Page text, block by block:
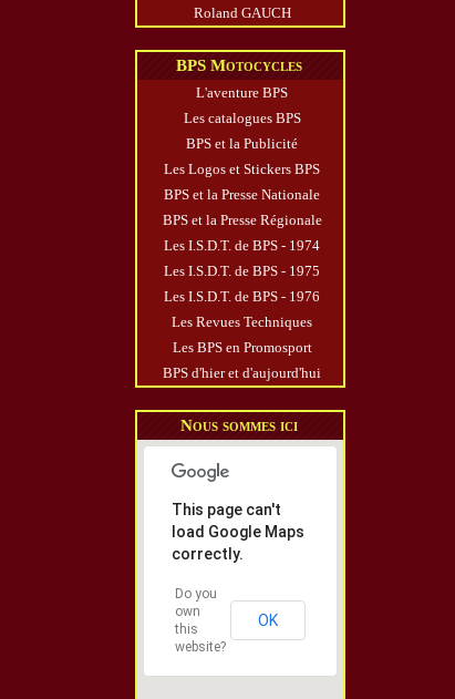
Roland GAUCH
BPS Motocycles
L'aventure BPS
Les catalogues BPS
BPS et la Publicité
Les Logos et Stickers BPS
BPS et la Presse Nationale
BPS et la Presse Régionale
Les I.S.D.T. de BPS - 1974
Les I.S.D.T. de BPS - 1975
Les I.S.D.T. de BPS - 1976
Les Revues Techniques
Les BPS en Promosport
BPS d'hier et d'aujourd'hui
Nous sommes ici
This page can't
load Google Maps
correctly.
Do you
own
this
website?
OK